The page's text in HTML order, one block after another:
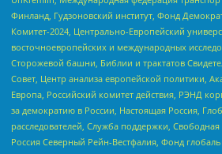
Финланд, Гудзоновский институт, Фонд
Комитет-2024, Центрально-Европейский
восточноевропейских и международных
Сторожевой башни, Библии и трактатов
Совет, Центр анализа европейской политики,
Европа, Российский комитет действия, РЭНД
за демократию в России, Настоящая Россия,
расследователей, Служба поддержки,
Россия Северный Рейн-Вестфалия, Фонд